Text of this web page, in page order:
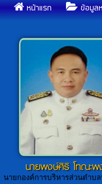
หน้าแรก ข้อมูล
นายพงษ์ศิริ โทณะ
นายกองค์การบริหารส่วนตำบ